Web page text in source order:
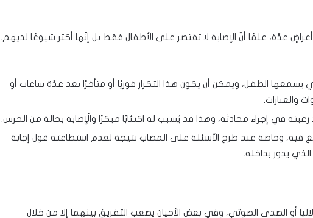
أعراضٍ عدّة، علمًا أنّ الإصابة لا تقتصر على الأطفال فقط بل إنّها أكثر شيوعًا لديهم.
يسمعها الطفل، ويمكن أن يكون هذا التكرار فوريًا أو متأخرًا بعد عدّة ساعات أو
والعبارات.
في إجراء محادثة، وهذا قد يُسبب له اكتئابًا مبكرًا والًإصابة بحالة من الخرس.
فيه، وخاصة عند طرح الأسئلة على المصاب نتيجة لعدم استطاعته قول إجابة
يدور بداخله.
أو الصدى الصوتي، وفي بعض الأحيان يصعب التفريق بينهما إلا من خلال